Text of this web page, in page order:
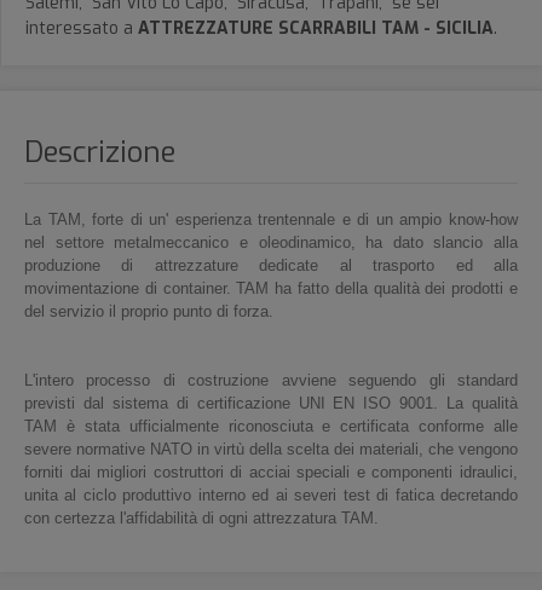
interessato a ATTREZZATURE SCARRABILI TAM - SICILIA.
Descrizione
La TAM, forte di un' esperienza trentennale e di un ampio know-how
nel settore metalmeccanico e oleodinamico, ha dato slancio alla
produzione di attrezzature dedicate al trasporto ed alla
movimentazione di container. TAM ha fatto della qualità dei prodotti e
del servizio il proprio punto di forza.
L'intero processo di costruzione avviene seguendo gli standard
previsti dal sistema di certificazione UNI EN ISO 9001. La qualità
TAM è stata ufficialmente riconosciuta e certificata conforme alle
severe normative NATO in virtù della scelta dei materiali, che vengono
forniti dai migliori costruttori di acciai speciali e componenti idraulici,
unita al ciclo produttivo interno ed ai severi test di fatica decretando
con certezza l'affidabilità di ogni attrezzatura TAM.